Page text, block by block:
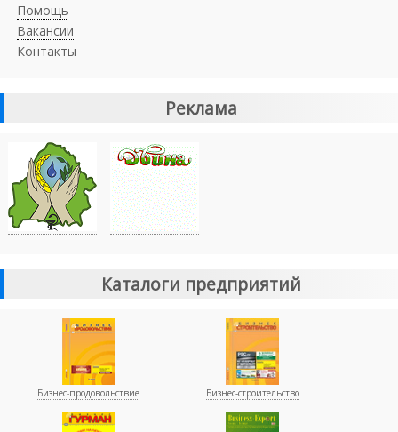
Помощь
Вакансии
Контакты
Реклама
Каталоги предприятий
Бизнес-продовольствие Бизнес-строительство